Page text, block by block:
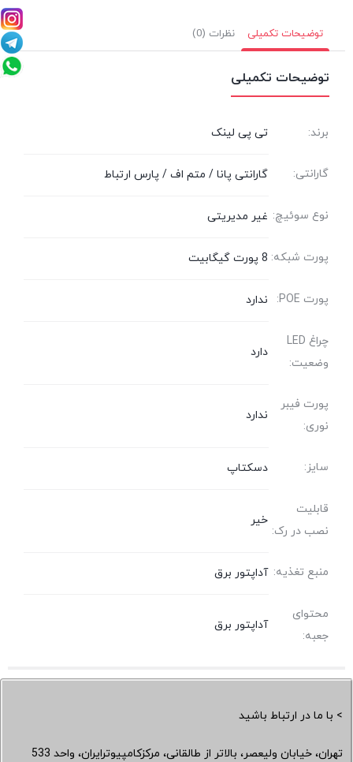
توضیحات تکمیلی نظرات (0)
توضیحات تکمیلی
برند: تی پی لینک
گارانتی: گارانتی پانا / متم اف / پارس ارتباط
نوع سوئیچ: غیر مدیریتی
پورت شبکه: 8 پورت گیگابیت
پورت POE: ندارد
چراغ LED
وضعیت:
دارد
پورت فیبر
نوری:
ندارد
سایز: دسکتاپ
قابلیت
نصب در رک:
خیر
منبع تغذیه: آداپتور برق
محتوای
جعبه:
آداپتور برق
> با ما در ارتباط باشید
تهران، خیابان ولیعصر، بالاتر از طالقانی، مرکزکامپیوترایران، واحد 533